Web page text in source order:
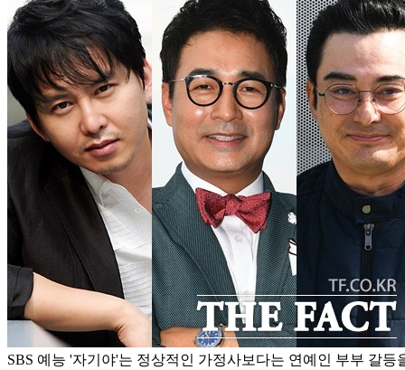
SBS 예능 '자기야'는 정상적인 가정사보다는 연예인 부부 갈등